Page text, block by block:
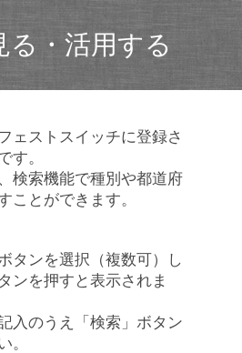
る・活用する
ェストスイッチに登録さ
す。
検索機能で種別や都道府
ことができます。
タンを選択（複数可）し
ンを押すと表示されま
入のうえ「検索」ボタン
。